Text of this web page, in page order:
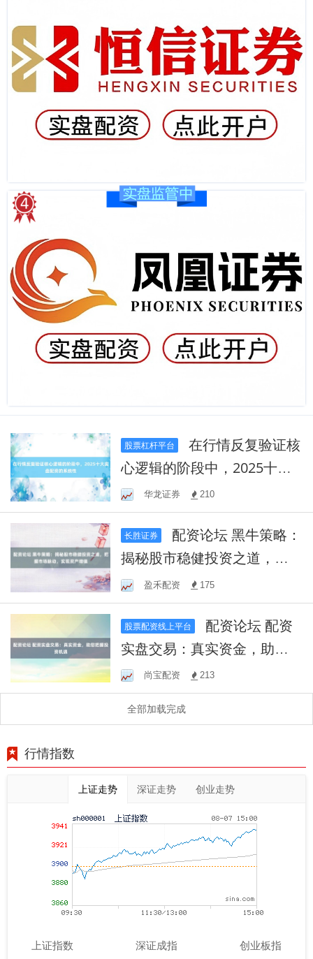
股票杠杆平台
在行情反复验证核
心逻辑的阶段中，2025十大
实盘配资的系统性
华龙证券 210
长胜证券
揭秘股市稳健投资之道，把
握市场脉动，实现资产增值
盈禾配资 175
股票配资线上平台
实盘交易：真实资金，助您
把握投资机遇
尚宝配资 213
全部加载完成
行情指数
上证走势 深证走势 创业走势
上证指数 深证成指 创业板指